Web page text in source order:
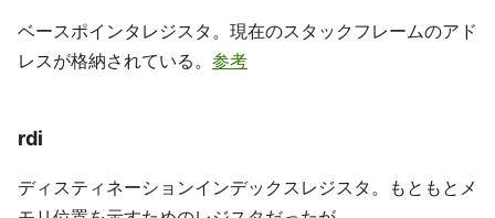
ベースポインタレジスタ。現在のスタックフレームのアド
レスが格納されている。 参考
rdi
ディスティネーションインデックスレジスタ。もともとメ